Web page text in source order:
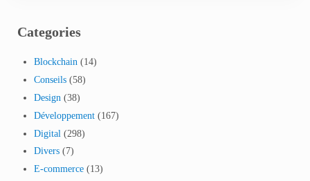
Categories
Blockchain (14)
Conseils (58)
Design (38)
Développement (167)
Digital (298)
Divers (7)
E-commerce (13)